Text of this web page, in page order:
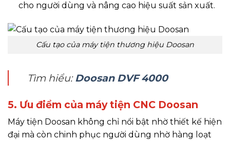
cho người dùng và nâng cao hiệu suất sản xuất.
Cấu tạo của máy tiện thương hiệu Doosan
Tìm hiểu:Doosan DVF 4000
5. Ưu điểm của máy tiện CNC Doosan
Máy tiện Doosan không chỉ nổi bật nhờ thiết kế hiện
đại mà còn chinh phục người dùng nhờ hàng loạt